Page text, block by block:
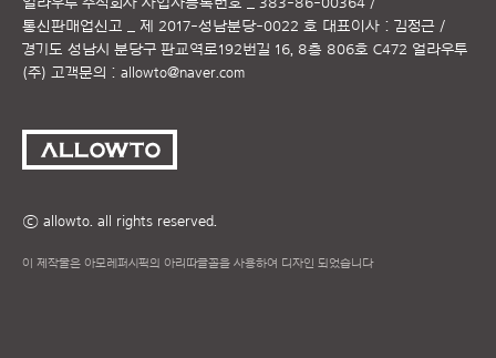
얼라우투 주식회사 사업자등록번호 _ 383-86-00364 /
통신판매업신고 _ 제 2017-성남분당-0022 호 대표이사 : 김정근 /
경기도 성남시 분당구 판교역로192번길 16, 8층 806호 C472 얼라우투
(주) 고객문의 : allowto@naver.com
ⓒ allowto. all rights reserved.
이 제작물은 아모레퍼시픽의 아리따글꼴을 사용하여 디자인 되었습니다